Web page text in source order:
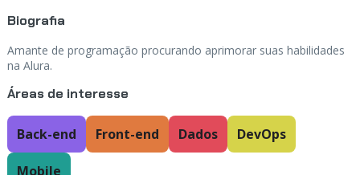
Biografia
Amante de programação procurando aprimorar suas habilidades
na Alura.
Áreas de interesse
Back-end Front-end Dados DevOps
Mobile